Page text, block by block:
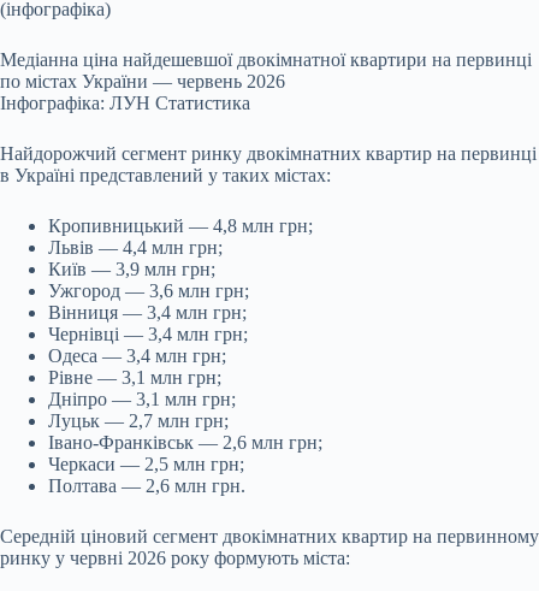
Медіанна ціна найдешевшої двокімнатної квартири на первинці
по містах України — червень 2026
Інфографіка: ЛУН Статистика
Найдорожчий сегмент ринку двокімнатних квартир на первинці
в Україні представлений у таких містах:
Кропивницький — 4,8 млн грн;
Львів — 4,4 млн грн;
Київ — 3,9 млн грн;
Ужгород — 3,6 млн грн;
Вінниця — 3,4 млн грн;
Чернівці — 3,4 млн грн;
Одеса — 3,4 млн грн;
Рівне — 3,1 млн грн;
Дніпро — 3,1 млн грн;
Луцьк — 2,7 млн грн;
Івано-Франківськ — 2,6 млн грн;
Черкаси — 2,5 млн грн;
Полтава — 2,6 млн грн.
Середній ціновий сегмент двокімнатних квартир на первинному
ринку у червні 2026 року формують міста: